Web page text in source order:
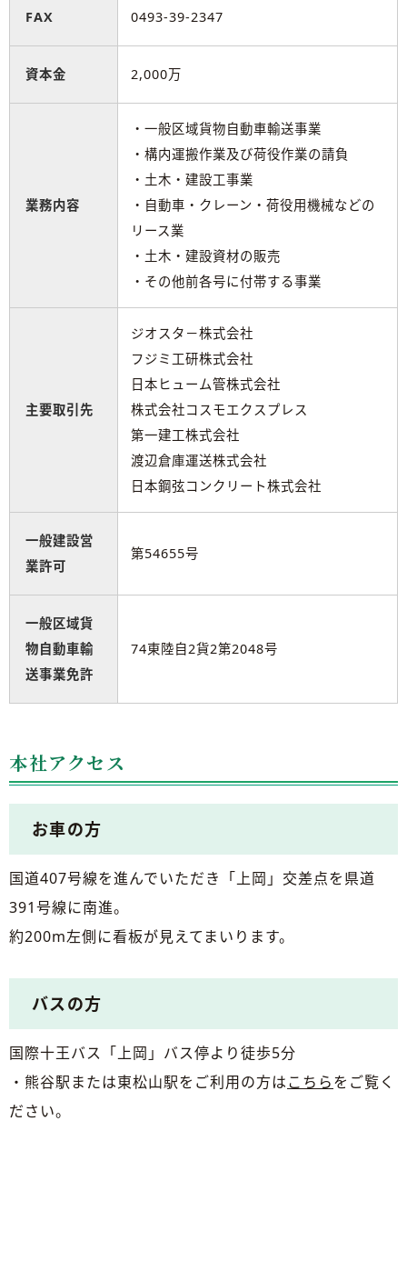
FAX 0493-39-2347
資本金 2,000万
業務内容
・一般区域貨物自動車輸送事業
・構内運搬作業及び荷役作業の請負
・土木・建設工事業
・自動車・クレーン・荷役用機械などの
リース業
・土木・建設資材の販売
・その他前各号に付帯する事業
主要取引先
ジオスタ－株式会社
フジミ工研株式会社
日本ヒューム管株式会社
株式会社コスモエクスプレス
第一建工株式会社
渡辺倉庫運送株式会社
日本鋼弦コンクリート株式会社
一般建設営
業許可
第54655号
一般区域貨
物自動車輸
送事業免許
74東陸自2貨2第2048号
本社アクセス
お車の方
国道407号線を進んでいただき「上岡」交差点を県道
391号線に南進。
約200m左側に看板が見えてまいります。
バスの方
国際十王バス「上岡」バス停より徒歩5分
・熊谷駅または東松山駅をご利用の方はこちらをご覧く
ださい。